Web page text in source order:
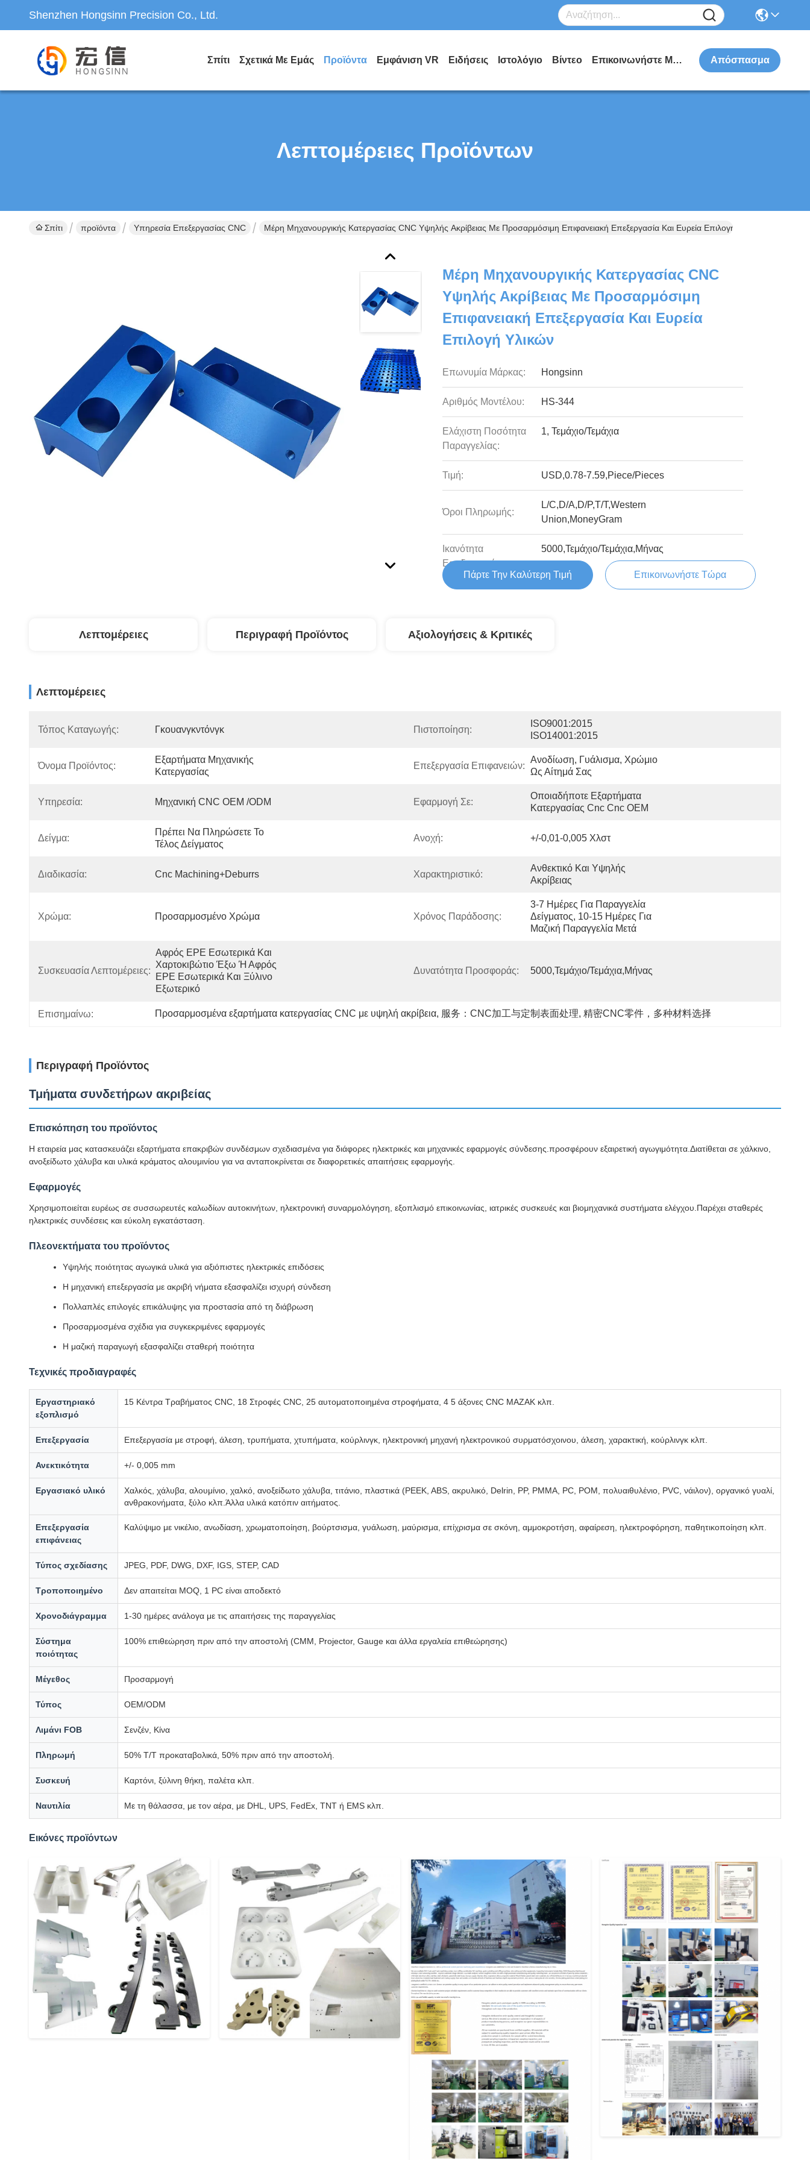
Shenzhen Hongsinn Precision Co., Ltd.
Σπίτι Σχετικά Με Εμάς Προϊόντα Εμφάνιση VR Ειδήσεις Ιστολόγιο Βίντεο Επικοινωνήστε Μαζί Μας Απόσπασμα
Λεπτομέρειες Προϊόντων
Σπίτι προϊόντα Υπηρεσία Επεξεργασίας CNC Μέρη Μηχανουργικής Κατεργασίας CNC Υψηλής Ακρίβειας Με Προσαρμόσιμη Επιφανειακή Επεξεργασία Και Ευρεία Επιλογή Υλικών
Μέρη Μηχανουργικής Κατεργασίας CNC
Υψηλής Ακρίβειας Με Προσαρμόσιμη
Επιφανειακή Επεξεργασία Και Ευρεία
Επιλογή Υλικών
Επωνυμία Μάρκας: Hongsinn
Αριθμός Μοντέλου: HS-344
Ελάχιστη Ποσότητα
Παραγγελίας:
1, Τεμάχιο/Τεμάχια
Τιμή: USD,0.78-7.59,Piece/Pieces
Όροι Πληρωμής:
L/C,D/A,D/P,T/T,Western
Union,MoneyGram
Ικανότητα
Εφοδιασμού:
5000,Τεμάχιο/Τεμάχια,Μήνας
Πάρτε Την Καλύτερη Τιμή Επικοινωνήστε Τώρα
Λεπτομέρειες Περιγραφή Προϊόντος Αξιολογήσεις & Κριτικές
Λεπτομέρειες
Τόπος Καταγωγής: Γκουανγκντόνγκ Πιστοποίηση:
ISO9001:2015
ISO14001:2015
Όνομα Προϊόντος:
Εξαρτήματα Μηχανικής
Κατεργασίας
Επεξεργασία Επιφανειών:
Ανοδίωση, Γυάλισμα, Χρώμιο
Ως Αίτημά Σας
Υπηρεσία: Μηχανική CNC OEM /ODM Εφαρμογή Σε:
Οποιαδήποτε Εξαρτήματα
Κατεργασίας Cnc Cnc OEM
Δείγμα:
Πρέπει Να Πληρώσετε Το
Τέλος Δείγματος
Ανοχή: +/-0,01-0,005 Χλστ
Διαδικασία: Cnc Machining+deburrs Χαρακτηριστικό:
Ανθεκτικό Και Υψηλής
Ακρίβειας
Χρώμα: Προσαρμοσμένο Χρώμα Χρόνος Παράδοσης:
3-7 Ημέρες Για Παραγγελία
Δείγματος, 10-15 Ημέρες Για
Μαζική Παραγγελία Μετά
Συσκευασία Λεπτομέρειες:
Αφρός EPE Εσωτερικά Και
Χαρτοκιβώτιο Έξω Ή Αφρός
EPE Εσωτερικά Και Ξύλινο
Εξωτερικό
Δυνατότητα Προσφοράς: 5000,Τεμάχιο/Τεμάχια,Μήνας
Επισημαίνω: Προσαρμοσμένα εξαρτήματα κατεργασίας CNC με υψηλή ακρίβεια, 服务：CNC加工与定制表面处理, 精密CNC零件，多种材料选择
Περιγραφή Προϊόντος
Τμήματα συνδετήρων ακριβείας
Επισκόπηση του προϊόντος
Η εταιρεία μας κατασκευάζει εξαρτήματα επακριβών συνδέσμων σχεδιασμένα για διάφορες ηλεκτρικές και μηχανικές εφαρμογές σύνδεσης.προσφέρουν εξαιρετική αγωγιμότητα.Διατίθεται σε χάλκινο,
ανοξείδωτο χάλυβα και υλικά κράματος αλουμινίου για να ανταποκρίνεται σε διαφορετικές απαιτήσεις εφαρμογής.
Εφαρμογές
Χρησιμοποιείται ευρέως σε συσσωρευτές καλωδίων αυτοκινήτων, ηλεκτρονική συναρμολόγηση, εξοπλισμό επικοινωνίας, ιατρικές συσκευές και βιομηχανικά συστήματα ελέγχου.Παρέχει σταθερές
ηλεκτρικές συνδέσεις και εύκολη εγκατάσταση.
Πλεονεκτήματα του προϊόντος
Υψηλής ποιότητας αγωγικά υλικά για αξιόπιστες ηλεκτρικές επιδόσεις
Η μηχανική επεξεργασία με ακριβή νήματα εξασφαλίζει ισχυρή σύνδεση
Πολλαπλές επιλογές επικάλυψης για προστασία από τη διάβρωση
Προσαρμοσμένα σχέδια για συγκεκριμένες εφαρμογές
Η μαζική παραγωγή εξασφαλίζει σταθερή ποιότητα
Τεχνικές προδιαγραφές
Εργαστηριακό
εξοπλισμό
15 Κέντρα Τραβήματος CNC, 18 Στροφές CNC, 25 αυτοματοποιημένα στροφήματα, 4 5 άξονες CNC MAZAK κλπ.
Επεξεργασία Επεξεργασία με στροφή, άλεση, τρυπήματα, χτυπήματα, κούρλινγκ, ηλεκτρονική μηχανή ηλεκτρονικού συρματόσχοινου, άλεση, χαρακτική, κούρλινγκ κλπ.
Ανεκτικότητα +/- 0,005 mm
Εργασιακό υλικό
Χαλκός, χάλυβα, αλουμίνιο, χαλκό, ανοξείδωτο χάλυβα, τιτάνιο, πλαστικά (PEEK, ABS, ακρυλικό, Delrin, PP, PMMA, PC, POM, πολυαιθυλένιο, PVC, νάιλον), οργανικό γυαλί,
ανθρακονήματα, ξύλο κλπ.Άλλα υλικά κατόπιν αιτήματος.
Επεξεργασία
επιφάνειας
Καλύψιμο με νικέλιο, ανωδίαση, χρωματοποίηση, βούρτσισμα, γυάλωση, μαύρισμα, επίχρισμα σε σκόνη, αμμοκροτήση, αφαίρεση, ηλεκτροφόρηση, παθητικοποίηση κλπ.
Τύπος σχεδίασης JPEG, PDF, DWG, DXF, IGS, STEP, CAD
Τροποποιημένο Δεν απαιτείται MOQ, 1 PC είναι αποδεκτό
Χρονοδιάγραμμα 1-30 ημέρες ανάλογα με τις απαιτήσεις της παραγγελίας
Σύστημα
ποιότητας
100% επιθεώρηση πριν από την αποστολή (CMM, Projector, Gauge και άλλα εργαλεία επιθεώρησης)
Μέγεθος Προσαρμογή
Τύπος OEM/ODM
Λιμάνι FOB Σενζέν, Κίνα
Πληρωμή 50% T/T προκαταβολικά, 50% πριν από την αποστολή.
Συσκευή Καρτόνι, ξύλινη θήκη, παλέτα κλπ.
Ναυτιλία Με τη θάλασσα, με τον αέρα, με DHL, UPS, FedEx, TNT ή EMS κλπ.
Εικόνες προϊόντων